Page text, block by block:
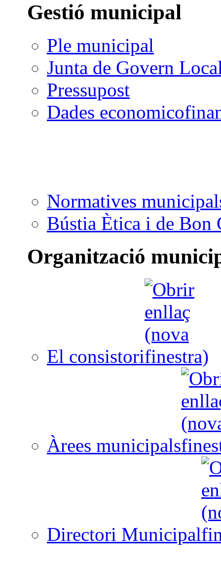
Gestió municipal
Ple municipal
Junta de Govern
Pressupost
Dades
Normatives
Bústia Ètica i de Bon
Organització
El consistori
Àrees municipals
Directori Municipal